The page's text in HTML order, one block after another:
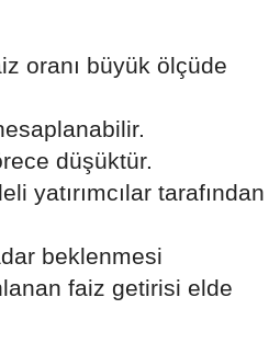
oranı büyük ölçüde
düşüktür.
yatırımcılar tarafından
beklenmesi
faiz getirisi elde